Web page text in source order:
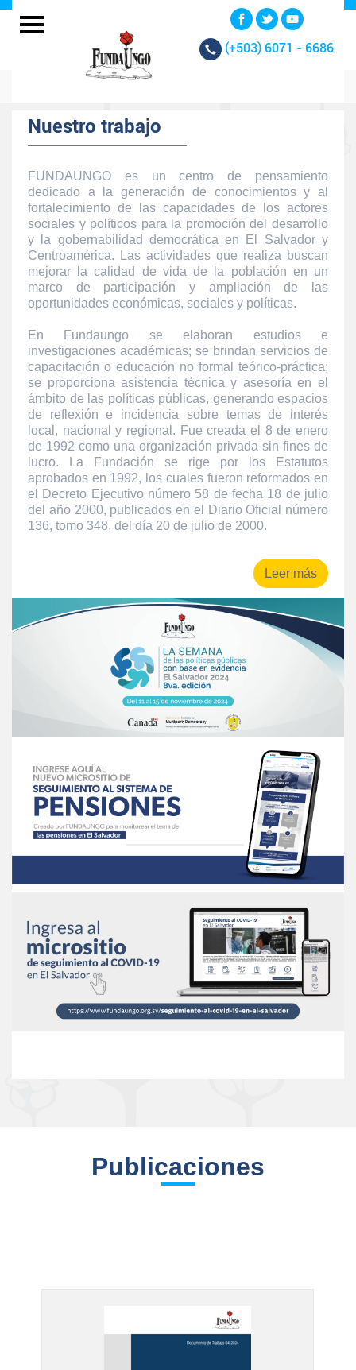
(+503) 6071 - 6686
Nuestro trabajo
FUNDAUNGO es un centro de pensamiento
dedicado a la generación de conocimientos y al
fortalecimiento de las capacidades de los actores
sociales y políticos para la promoción del desarrollo
y la gobernabilidad democrática en El Salvador y
Centroamérica. Las actividades que realiza buscan
mejorar la calidad de vida de la población en un
marco de participación y ampliación de las
oportunidades económicas, sociales y políticas.
En Fundaungo se elaboran estudios e
investigaciones académicas; se brindan servicios de
capacitación o educación no formal teórico-práctica;
se proporciona asistencia técnica y asesoría en el
ámbito de las políticas públicas, generando espacios
de reflexión e incidencia sobre temas de interés
local, nacional y regional. Fue creada el 8 de enero
de 1992 como una organización privada sin fines de
lucro. La Fundación se rige por los Estatutos
aprobados en 1992, los cuales fueron reformados en
el Decreto Ejecutivo número 58 de fecha 18 de julio
del año 2000, publicados en el Diario Oficial número
136, tomo 348, del día 20 de julio de 2000.
Leer más
Publicaciones